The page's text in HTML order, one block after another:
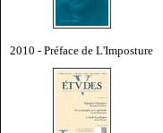
2010 - Préface de L'Imposture